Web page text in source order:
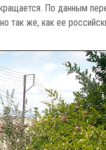
По данным
же, как ее